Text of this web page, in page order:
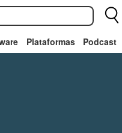
Plataformas Podcast